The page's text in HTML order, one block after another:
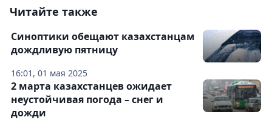
Читайте также
16:01, 01 мая 2025
Синоптики обещают казахстанцам
дождливую пятницу
2 марта казахстанцев ожидает
неустойчивая погода – снег и
дожди